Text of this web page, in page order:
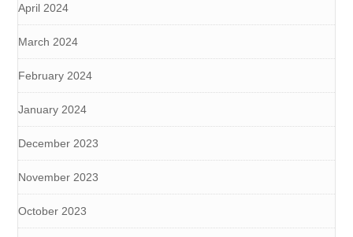
April 2024
March 2024
February 2024
January 2024
December 2023
November 2023
October 2023